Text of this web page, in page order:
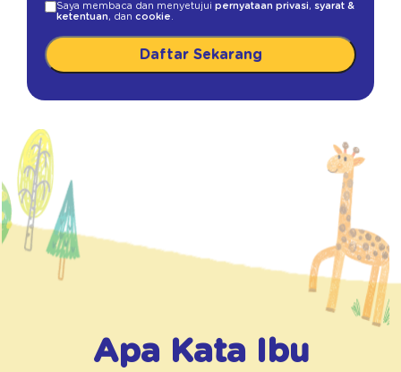
Saya membaca dan menyetujui pernyataan privasi, syarat &
ketentuan, dan cookie.
Daftar Sekarang
Apa Kata Ibu